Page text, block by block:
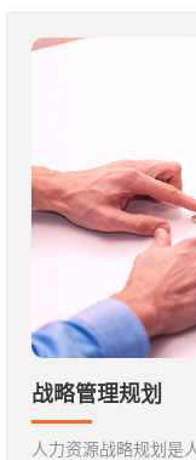
战略管理规划
人力资源战略规划是